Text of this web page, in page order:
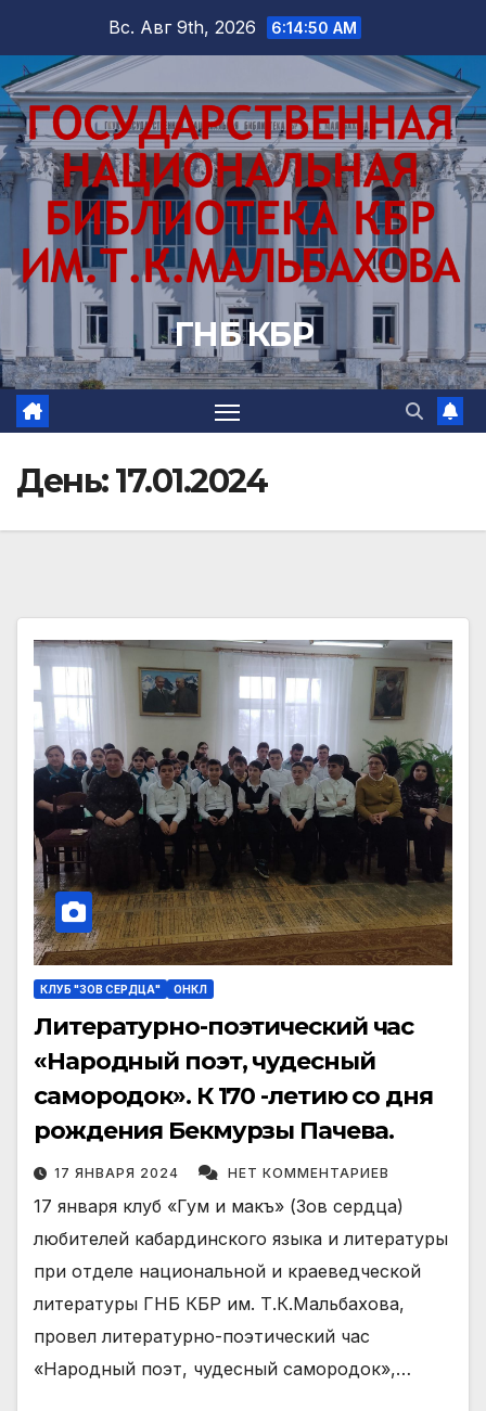
содержимому
Вс. Авг 9th, 2026 6:14:51 AM
ГНБ КБР
День:17.01.2024
КЛУБ "ЗОВ СЕРДЦА" ОНКЛ
Литературно-поэтический час
«Народный поэт, чудесный
самородок». К 170 -летию со дня
рождения Бекмурзы Пачева.
17 ЯНВАРЯ 2024 НЕТ КОММЕНТАРИЕВ
17 января клуб «Гум и макъ» (Зов сердца)
любителей кабардинского языка и литературы
при отделе национальной и краеведческой
литературы ГНБ КБР им. Т.К.Мальбахова,
провел литературно-поэтический час
«Народный поэт, чудесный самородок»,…